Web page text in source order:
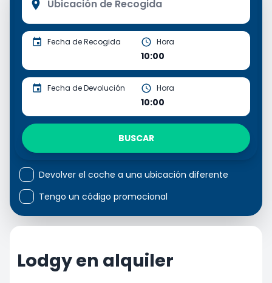
Fecha de Recogida Hora
10:00
Fecha de Devolución Hora
10:00
BUSCAR
Devolver el coche a una ubicación diferente
Tengo un código promocional
Lodgy en alquiler